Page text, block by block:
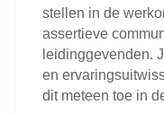
stellen in de
assertieve
leidinggevenden.
en
dit meteen toe in